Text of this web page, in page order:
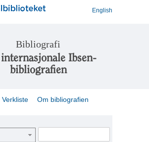
English
Bibliografi
Ibsen-
bibliografien
Verkliste Om bibliografien